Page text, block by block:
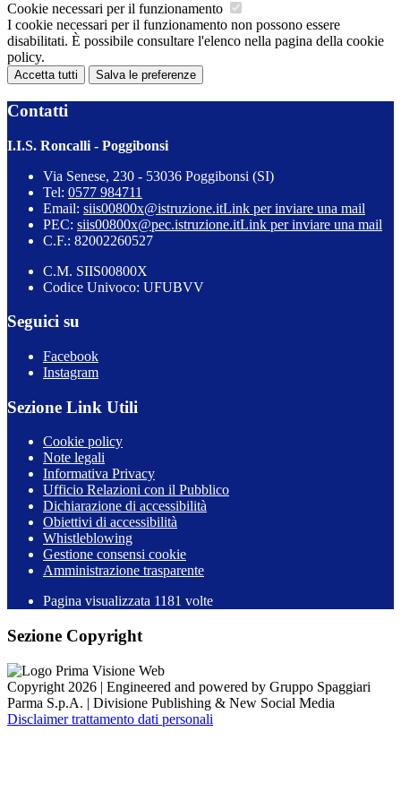
Cookie necessari per il funzionamento
I cookie necessari per il funzionamento non possono essere
disabilitati. È possibile consultare l'elenco nella pagina della cookie
policy.
Accetta tutti Salva le preferenze
Contatti
I.I.S. Roncalli - Poggibonsi
Via Senese, 230 - 53036 Poggibonsi (SI)
Tel: 0577 984711
Email: siis00800x@istruzione.itLink per inviare una mail
PEC: siis00800x@pec.istruzione.itLink per inviare una mail
C.F.: 82002260527
C.M. SIIS00800X
Codice Univoco: UFUBVV
Seguici su
Facebook
Instagram
Sezione Link Utili
Cookie policy
Note legali
Informativa Privacy
Ufficio Relazioni con il Pubblico
Dichiarazione di accessibilità
Obiettivi di accessibilità
Whistleblowing
Gestione consensi cookie
Amministrazione trasparente
Pagina visualizzata 1181 volte
Sezione Copyright
Copyright 2026 | Engineered and powered by Gruppo Spaggiari
Parma S.p.A. | Divisione Publishing & New Social Media
Disclaimer trattamento dati personali